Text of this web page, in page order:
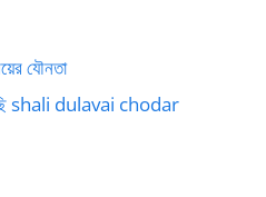
যৌনতা
shali dulavai chodar